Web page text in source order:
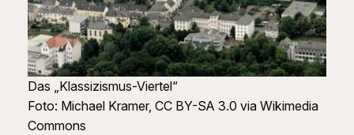
Das „Klassizismus-Viertel“
Foto: Michael Kramer, CC BY-SA 3.0 via Wikimedia
Commons